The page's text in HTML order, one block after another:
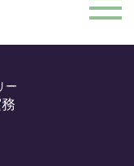
Campus
目指すガイドコミ
ー